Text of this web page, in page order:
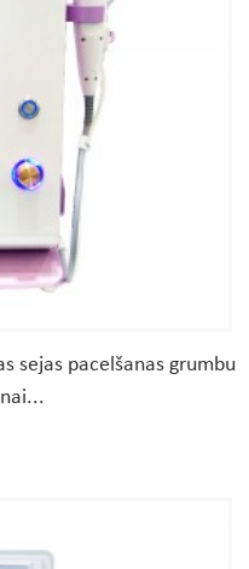
sejas pacelšanas grumbu